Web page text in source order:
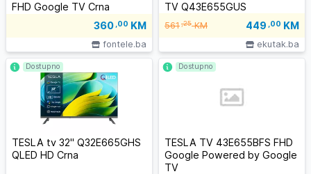
FHD Google TV Crna
360 ,00 KM
fontele.ba
TV Q43E655GUS
561,25KM 449 ,00 KM
ekutak.ba
TESLA tv 32" Q32E665GHS
QLED HD Crna
Dostupno
TESLA TV 43E655BFS FHD
Google Powered by Google
TV
Dostupno